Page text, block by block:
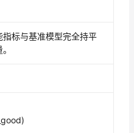
标与基准模型完全持平